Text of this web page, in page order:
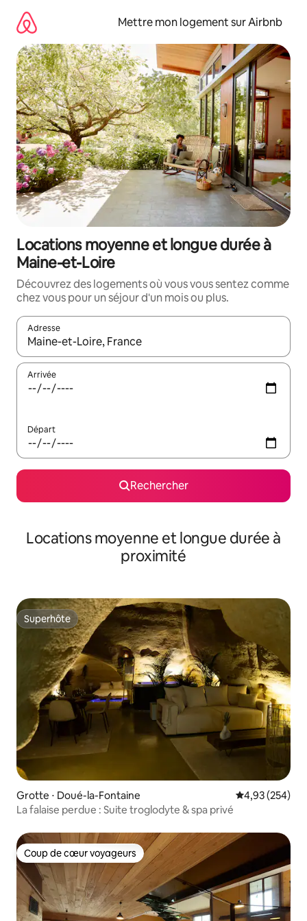
directement
contenu
Mettre mon logement sur Airbnb
Locations moyenne et longue durée à
Maine-et-Loire
Découvrez des logements où vous vous sentez comme
chez vous pour un séjour d'un mois ou plus.
Adresse
Lorsque les résultats s'affichent, utilisez les flèches vers le
Arrivée
Départ
Rechercher
Locations moyenne et longue durée à
proximité
Superhôte
Superhôte
Grotte ⋅ Doué-la-Fontaine Évaluation
4,93 (254)
La falaise perdue : Suite troglodyte & spa privé
Coup de cœur voyageurs
Coup de cœur voyageurs